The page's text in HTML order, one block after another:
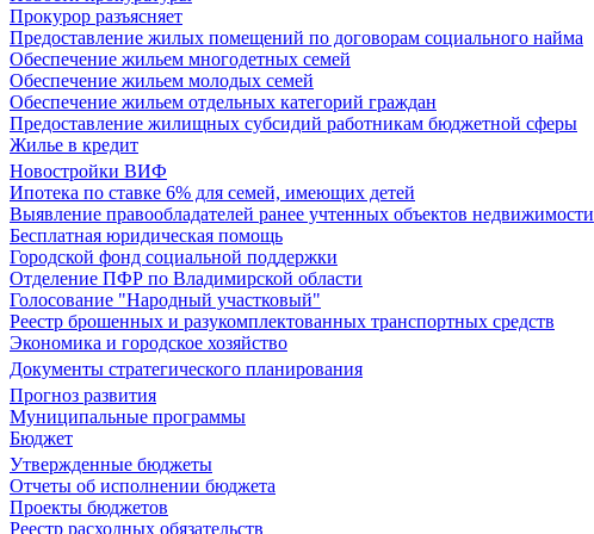
Прокурор разъясняет
Предоставление жилых помещений по договорам социального найма
Обеспечение жильем многодетных семей
Обеспечение жильем молодых семей
Обеспечение жильем отдельных категорий граждан
Предоставление жилищных субсидий работникам бюджетной сферы
Жилье в кредит
Новостройки ВИФ
Ипотека по ставке 6% для семей, имеющих детей
Выявление правообладателей ранее учтенных объектов недвижимости
Бесплатная юридическая помощь
Городской фонд социальной поддержки
Отделение ПФР по Владимирской области
Голосование "Народный участковый"
Реестр брошенных и разукомплектованных транспортных средств
Экономика и городское хозяйство
Документы стратегического планирования
Прогноз развития
Муниципальные программы
Бюджет
Утвержденные бюджеты
Отчеты об исполнении бюджета
Проекты бюджетов
Реестр расходных обязательств